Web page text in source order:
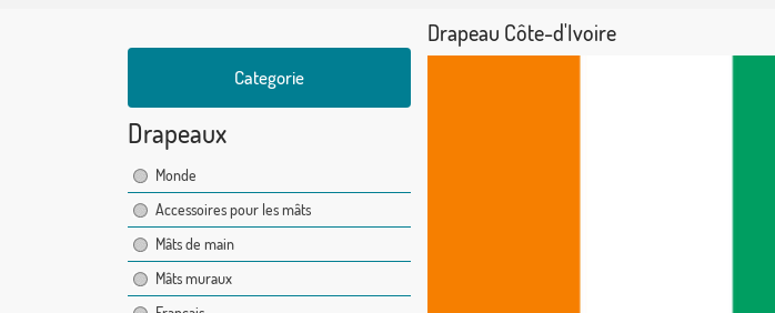
Categorie
Drapeaux
Monde
Accessoires pour les mâts
Mâts de main
Mâts muraux
Drapeau Côte-d'Ivoire